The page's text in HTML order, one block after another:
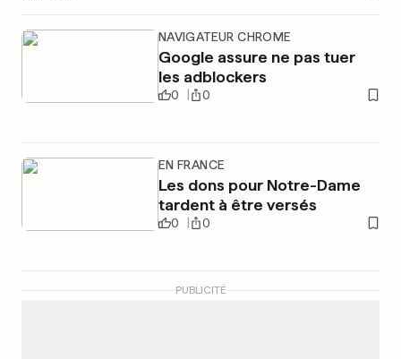
NAVIGATEUR CHROME
Google assure ne pas tuer
les adblockers
0 0
EN FRANCE
Les dons pour Notre-Dame
tardent à être versés
0 0
PUBLICITÉ